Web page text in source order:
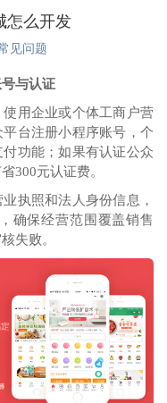
怎么开发
见问题
与认证
用企业或个体工商户营
台注册小程序账号，个
付功能；如果有认证公众
300元认证费。
执照和法人身份信息，
确保经营范围覆盖销售
失败。